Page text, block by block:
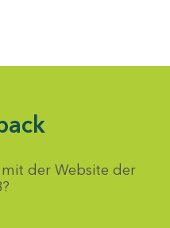
der Website der